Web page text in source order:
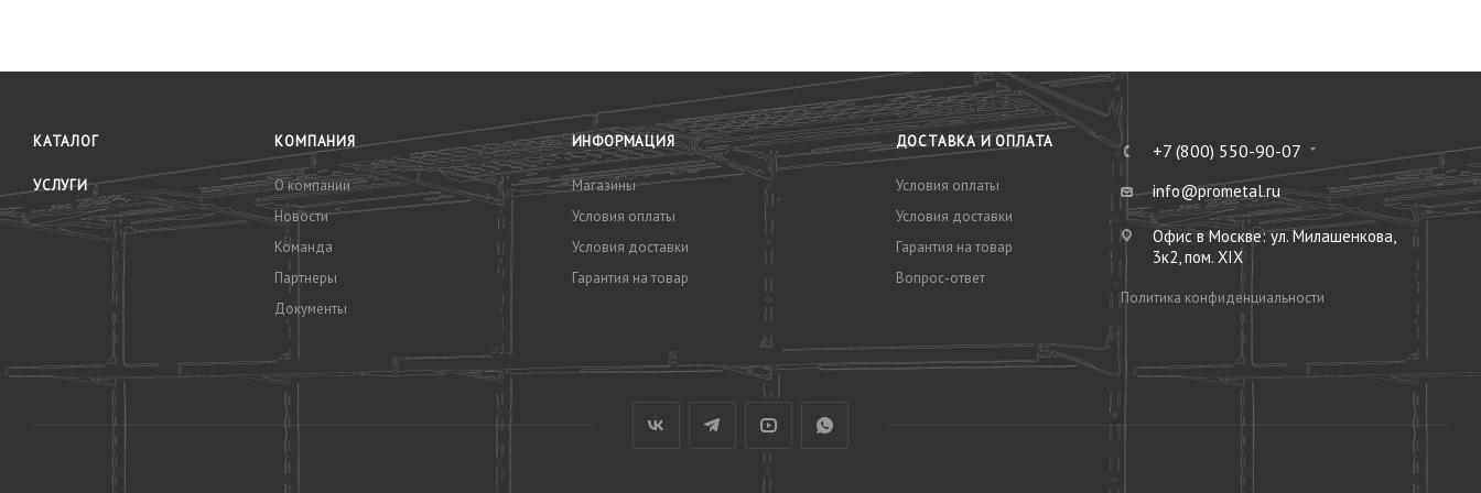
КАТАЛОГ
УСЛУГИ
КОМПАНИЯ
О компании
Новости
Команда
Партнеры
Документы
ИНФОРМАЦИЯ
Магазины
Условия оплаты
Условия доставки
Гарантия на товар
ДОСТАВКА И ОПЛАТА
Условия оплаты
Условия доставки
Гарантия на товар
Вопрос-ответ
+7 (800) 550-90-07
info@prometal.ru
Офис в Москве: ул. Милашенкова,
3к2, пом. XIX
Политика конфиденциальности